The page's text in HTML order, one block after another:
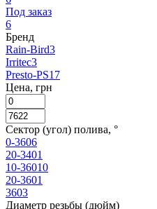
Под заказ
6
Бренд
Rain-Bird3
Irritec3
Presto-PS17
Цена, грн
Сектор (угол) полива, °
0-3606
20-3401
10-36010
20-3601
3603
Диаметр резьбы (дюйм)